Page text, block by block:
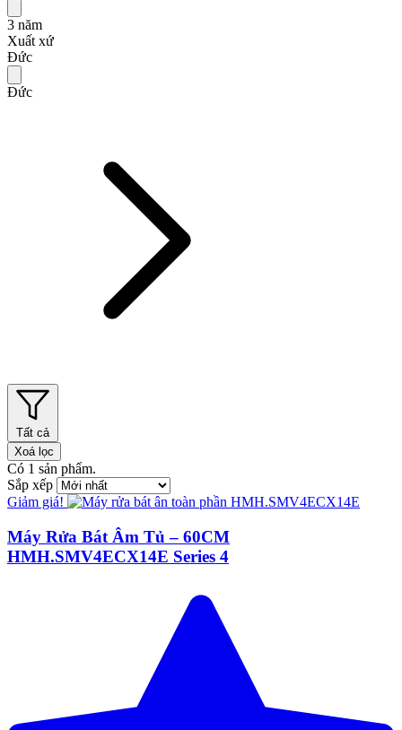
3 năm
Xuất xứ
Đức
Đức
Tất cả
Xoá lọc
Có 1 sản phẩm.
Sắp xếp
Giảm giá!
Máy Rửa Bát Âm Tủ – 60CM
HMH.SMV4ECX14E Series 4